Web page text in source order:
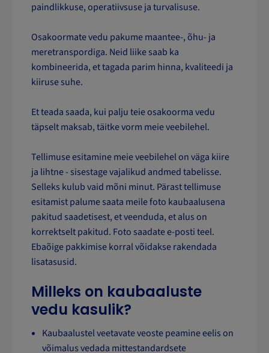
paindlikkuse, operatiivsuse ja turvalisuse.
Osakoormate vedu pakume maantee-, õhu- ja
meretranspordiga. Neid liike saab ka
kombineerida, et tagada parim hinna, kvaliteedi ja
kiiruse suhe.
Et teada saada, kui palju teie osakoorma vedu
täpselt maksab, täitke vorm meie veebilehel.
Tellimuse esitamine meie veebilehel on väga kiire
ja lihtne - sisestage vajalikud andmed tabelisse.
Selleks kulub vaid mõni minut. Pärast tellimuse
esitamist palume saata meile foto kaubaalusena
pakitud saadetisest, et veenduda, et alus on
korrektselt pakitud. Foto saadate e-posti teel.
Ebaõige pakkimise korral võidakse rakendada
lisatasusid.
Milleks on kaubaaluste
vedu kasulik?
Kaubaalustel veetavate veoste peamine eelis on
võimalus vedada mittestandardsete